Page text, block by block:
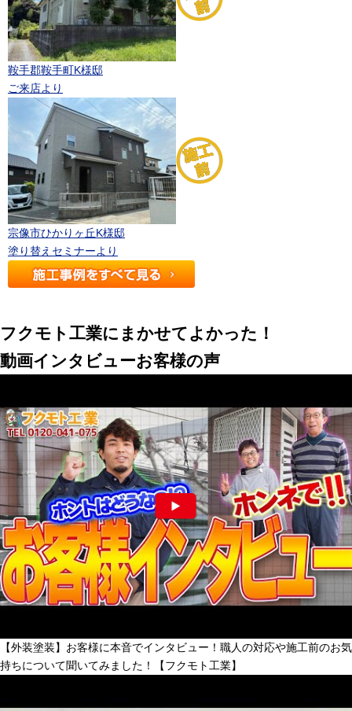
鞍手郡鞍手町K様邸
ご来店より
宗像市ひかりヶ丘K様邸
塗り替えセミナーより
フクモト工業にまかせてよかった！
動画インタビューお客様の声
【外装塗装】お客様に本音でインタビュー！職人の対応や施工前のお気
持ちについて聞いてみました！【フクモト工業】